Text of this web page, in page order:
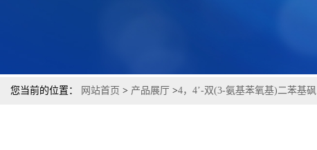
您当前的位置： 网站首页 > 产品展厅 >4，4’-双(3-氨基苯氧基)二苯基砜